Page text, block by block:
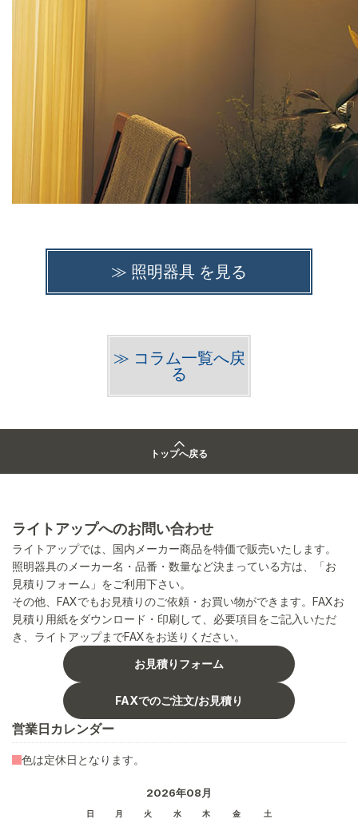
≫ 照明器具 を見る
≫ コラム一覧へ戻
る
トップへ戻る
ライトアップへのお問い合わせ
ライトアップでは、国内メーカー商品を特価で販売いたします。
照明器具のメーカー名・品番・数量など決まっている方は、「お
見積りフォーム」をご利用下さい。
その他、FAXでもお見積りのご依頼・お買い物ができます。FAXお
見積り用紙をダウンロード・印刷して、必要項目をご記入いただ
き、ライトアップまでFAXをお送りください。
お見積りフォーム
FAXでのご注文/お見積り
営業日カレンダー
2026年08月
日 月 火 水 木 金 土
色は定休日となります。